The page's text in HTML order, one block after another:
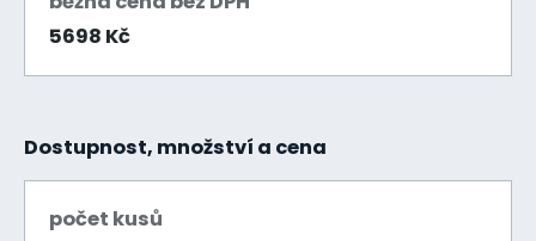
5698 Kč
Dostupnost, množství a cena
počet kusů